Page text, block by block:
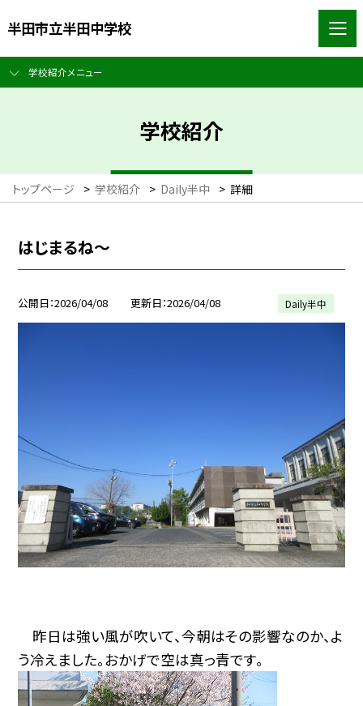
半田市立半田中学校
学校紹介メニュー
学校紹介
トップページ > 学校紹介 > Daily半中 > 詳細
はじまるね～
公開日 2026/04/08 更新日 2026/04/08 Daily半中
昨日は強い風が吹いて、今朝はその影響なのか、よ
う冷えました。おかげで空は真っ青です。